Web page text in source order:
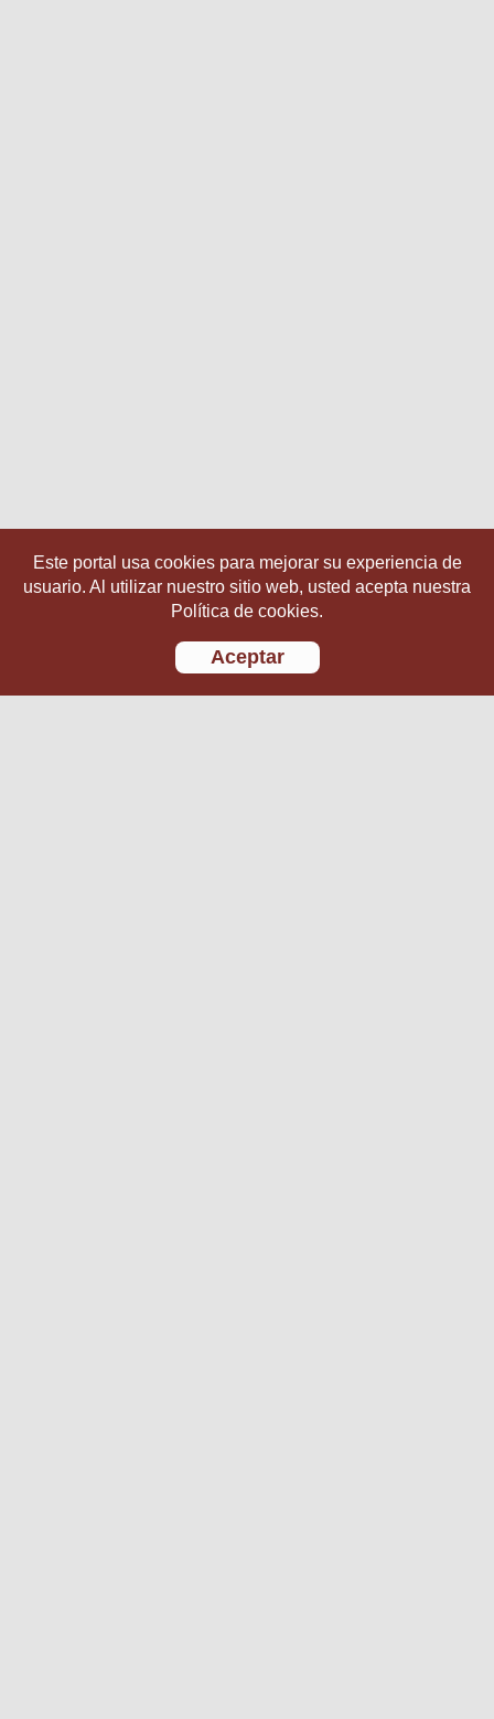
Este portal usa cookies para mejorar su experiencia de
usuario. Al utilizar nuestro sitio web, usted acepta nuestra
Política de cookies.
Aceptar